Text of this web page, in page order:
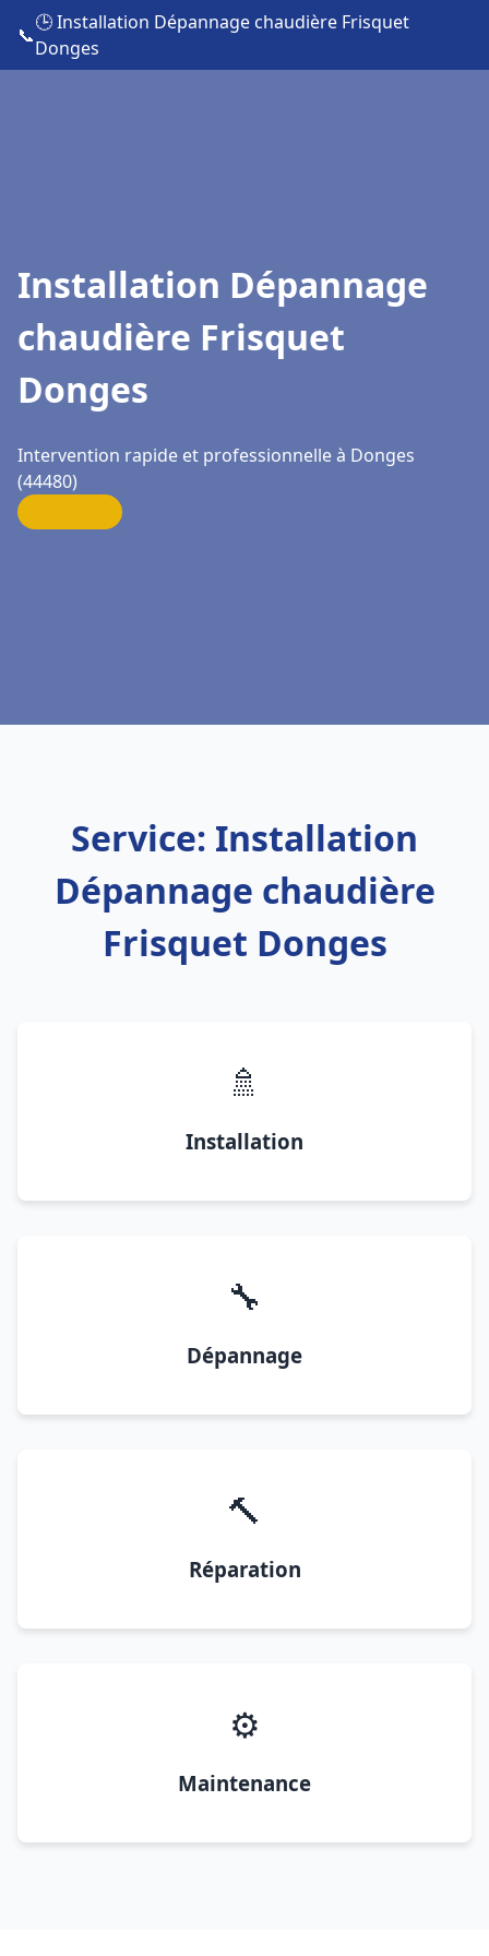
📞
🕒 Installation Dépannage chaudière Frisquet
Donges
Installation Dépannage
chaudière Frisquet
Donges
Intervention rapide et professionnelle à Donges
(44480)
Service: Installation
Dépannage chaudière
Frisquet Donges
🚿
Installation
🔧
Dépannage
🔨
Réparation
⚙️
Maintenance